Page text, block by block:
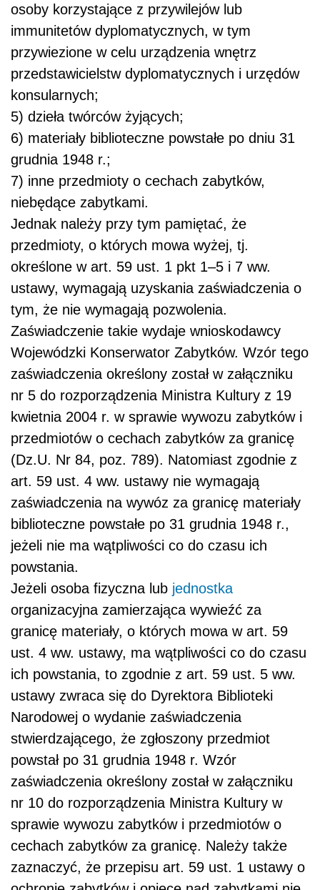
osoby korzystające z przywilejów lub
immunitetów dyplomatycznych, w tym
przywiezione w celu urządzenia wnętrz
przedstawicielstw dyplomatycznych i urzędów
konsularnych;
5) dzieła twórców żyjących;
6) materiały biblioteczne powstałe po dniu 31
grudnia 1948 r.;
7) inne przedmioty o cechach zabytków,
niebędące zabytkami.
Jednak należy przy tym pamiętać, że
przedmioty, o których mowa wyżej, tj.
określone w art. 59 ust. 1 pkt 1–5 i 7 ww.
ustawy, wymagają uzyskania zaświadczenia o
tym, że nie wymagają pozwolenia.
Zaświadczenie takie wydaje wnioskodawcy
Wojewódzki Konserwator Zabytków. Wzór tego
zaświadczenia określony został w załączniku
nr 5 do rozporządzenia Ministra Kultury z 19
kwietnia 2004 r. w sprawie wywozu zabytków i
przedmiotów o cechach zabytków za granicę
(Dz.U. Nr 84, poz. 789). Natomiast zgodnie z
art. 59 ust. 4 ww. ustawy nie wymagają
zaświadczenia na wywóz za granicę materiały
biblioteczne powstałe po 31 grudnia 1948 r.,
jeżeli nie ma wątpliwości co do czasu ich
powstania.
Jeżeli osoba fizyczna lub jednostka
organizacyjna zamierzająca wywieźć za
granicę materiały, o których mowa w art. 59
ust. 4 ww. ustawy, ma wątpliwości co do czasu
ich powstania, to zgodnie z art. 59 ust. 5 ww.
ustawy zwraca się do Dyrektora Biblioteki
Narodowej o wydanie zaświadczenia
stwierdzającego, że zgłoszony przedmiot
powstał po 31 grudnia 1948 r. Wzór
zaświadczenia określony został w załączniku
nr 10 do rozporządzenia Ministra Kultury w
sprawie wywozu zabytków i przedmiotów o
cechach zabytków za granicę. Należy także
zaznaczyć, że przepisu art. 59 ust. 1 ustawy o